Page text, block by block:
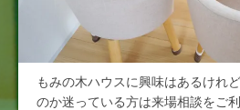
もみの木ハウスに興味はあるけれ
のか迷っている方は来場相談をご